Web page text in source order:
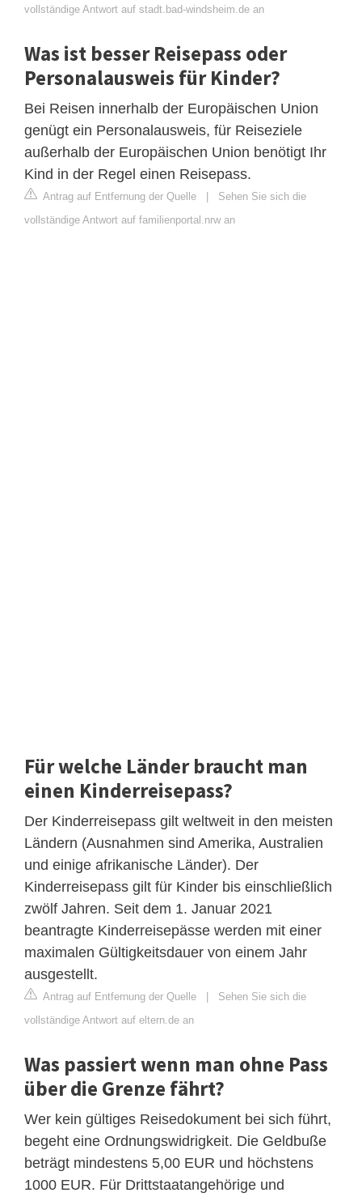
vollständige Antwort auf stadt.bad-windsheim.de an
Was ist besser Reisepass oder
Personalausweis für Kinder?
Bei Reisen innerhalb der Europäischen Union
genügt ein Personalausweis, für Reiseziele
außerhalb der Europäischen Union benötigt Ihr
Kind in der Regel einen Reisepass.
Antrag auf Entfernung der Quelle | Sehen Sie sich die
vollständige Antwort auf familienportal.nrw an
Für welche Länder braucht man
einen Kinderreisepass?
Der Kinderreisepass gilt weltweit in den meisten
Ländern (Ausnahmen sind Amerika, Australien
und einige afrikanische Länder). Der
Kinderreisepass gilt für Kinder bis einschließlich
zwölf Jahren. Seit dem 1. Januar 2021
beantragte Kinderreisepässe werden mit einer
maximalen Gültigkeitsdauer von einem Jahr
ausgestellt.
Antrag auf Entfernung der Quelle | Sehen Sie sich die
vollständige Antwort auf eltern.de an
Was passiert wenn man ohne Pass
über die Grenze fährt?
Wer kein gültiges Reisedokument bei sich führt,
begeht eine Ordnungswidrigkeit. Die Geldbuße
beträgt mindestens 5,00 EUR und höchstens
1000 EUR. Für Drittstaatangehörige und